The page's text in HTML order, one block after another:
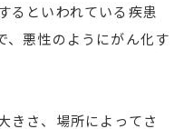
るといわれている疾患
、悪性のようにがん化す
きさ、場所によってさ